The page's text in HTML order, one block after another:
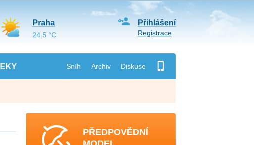
Sníh Archiv Diskuse
Přihlášení
Registrace
Praha
24.5 °C
PŘEDPOVĚDNÍ